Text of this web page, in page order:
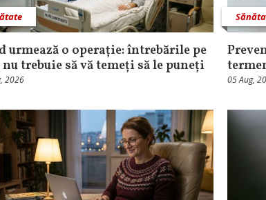
urmează o operație: întrebările pe
nu trebuie să vă temeți să le puneți
2026 05 Aug,